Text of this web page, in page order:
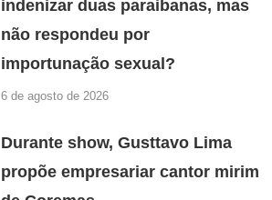
indenizar duas paraibanas, mas
não respondeu por
importunação sexual?
6 de agosto de 2026
Durante show, Gusttavo Lima
propõe empresariar cantor mirim